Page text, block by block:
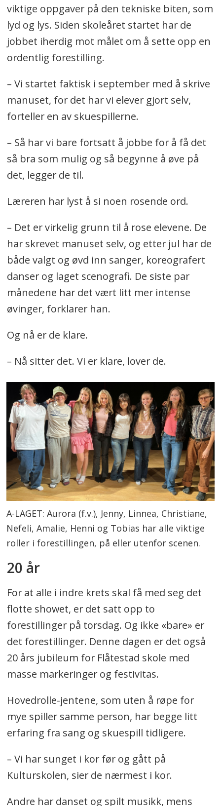
viktige oppgaver på den tekniske biten, som
lyd og lys. Siden skoleåret startet har de
jobbet iherdig mot målet om å sette opp en
ordentlig forestilling.
– Vi startet faktisk i september med å skrive
manuset, for det har vi elever gjort selv,
forteller en av skuespillerne.
– Så har vi bare fortsatt å jobbe for å få det
så bra som mulig og så begynne å øve på
det, legger de til.
Læreren har lyst å si noen rosende ord.
– Det er virkelig grunn til å rose elevene. De
har skrevet manuset selv, og etter jul har de
både valgt og øvd inn sanger, koreografert
danser og laget scenografi. De siste par
månedene har det vært litt mer intense
øvinger, forklarer han.
Og nå er de klare.
– Nå sitter det. Vi er klare, lover de.
A-LAGET: Aurora (f.v.), Jenny, Linnea, Christiane,
Nefeli, Amalie, Henni og Tobias har alle viktige
roller i forestillingen, på eller utenfor scenen.
20 år
For at alle i indre krets skal få med seg det
flotte showet, er det satt opp to
forestillinger på torsdag. Og ikke «bare» er
det forestillinger. Denne dagen er det også
20 års jubileum for Flåtestad skole med
masse markeringer og festivitas.
Hovedrolle-jentene, som uten å røpe for
mye spiller samme person, har begge litt
erfaring fra sang og skuespill tidligere.
– Vi har sunget i kor før og gått på
Kulturskolen, sier de nærmest i kor.
Andre har danset og spilt musikk, mens